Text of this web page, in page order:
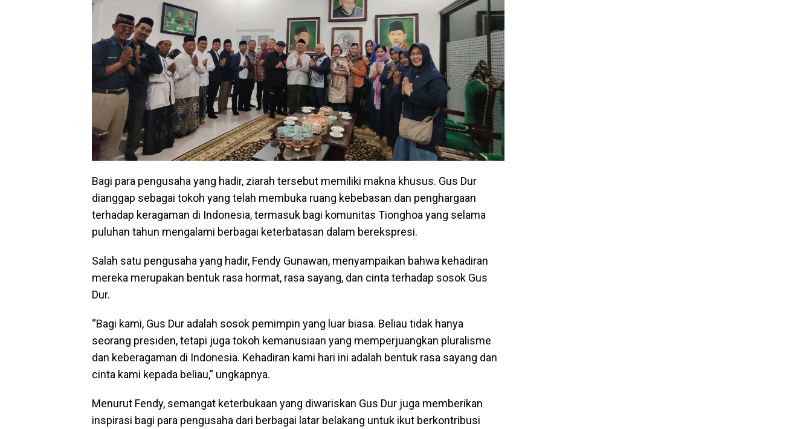
Bagi para pengusaha yang hadir, ziarah tersebut memiliki makna khusus. Gus Dur
dianggap sebagai tokoh yang telah membuka ruang kebebasan dan penghargaan
terhadap keragaman di Indonesia, termasuk bagi komunitas Tionghoa yang selama
puluhan tahun mengalami berbagai keterbatasan dalam berekspresi.
Salah satu pengusaha yang hadir, Fendy Gunawan, menyampaikan bahwa kehadiran
mereka merupakan bentuk rasa hormat, rasa sayang, dan cinta terhadap sosok Gus
Dur.
“Bagi kami, Gus Dur adalah sosok pemimpin yang luar biasa. Beliau tidak hanya
seorang presiden, tetapi juga tokoh kemanusiaan yang memperjuangkan pluralisme
dan keberagaman di Indonesia. Kehadiran kami hari ini adalah bentuk rasa sayang dan
cinta kami kepada beliau,” ungkapnya.
Menurut Fendy, semangat keterbukaan yang diwariskan Gus Dur juga memberikan
inspirasi bagi para pengusaha dari berbagai latar belakang untuk ikut berkontribusi